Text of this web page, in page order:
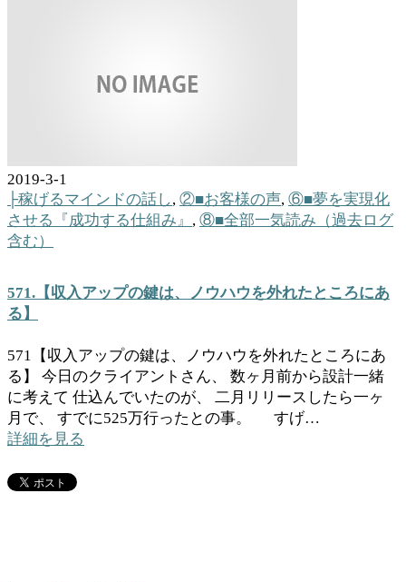
2019-3-1
├稼げるマインドの話し, ②■お客様の声, ⑥■夢を実現化
させる『成功する仕組み』 , ⑧■全部一気読み（過去ログ
含む）
571.【収入アップの鍵は、ノウハウを外れたところにあ
る】
571【収入アップの鍵は、ノウハウを外れたところにあ
る】 今日のクライアントさん、 数ヶ月前から設計一緒
に考えて 仕込んでいたのが、 二月リリースしたら一ヶ
月で、 すでに525万行ったとの事。 すげ…
詳細を見る